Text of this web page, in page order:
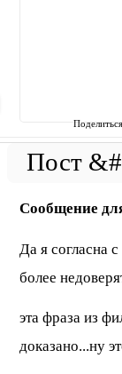
Сообщение
Да я согласна
более
эта фраза из
доказано...ну